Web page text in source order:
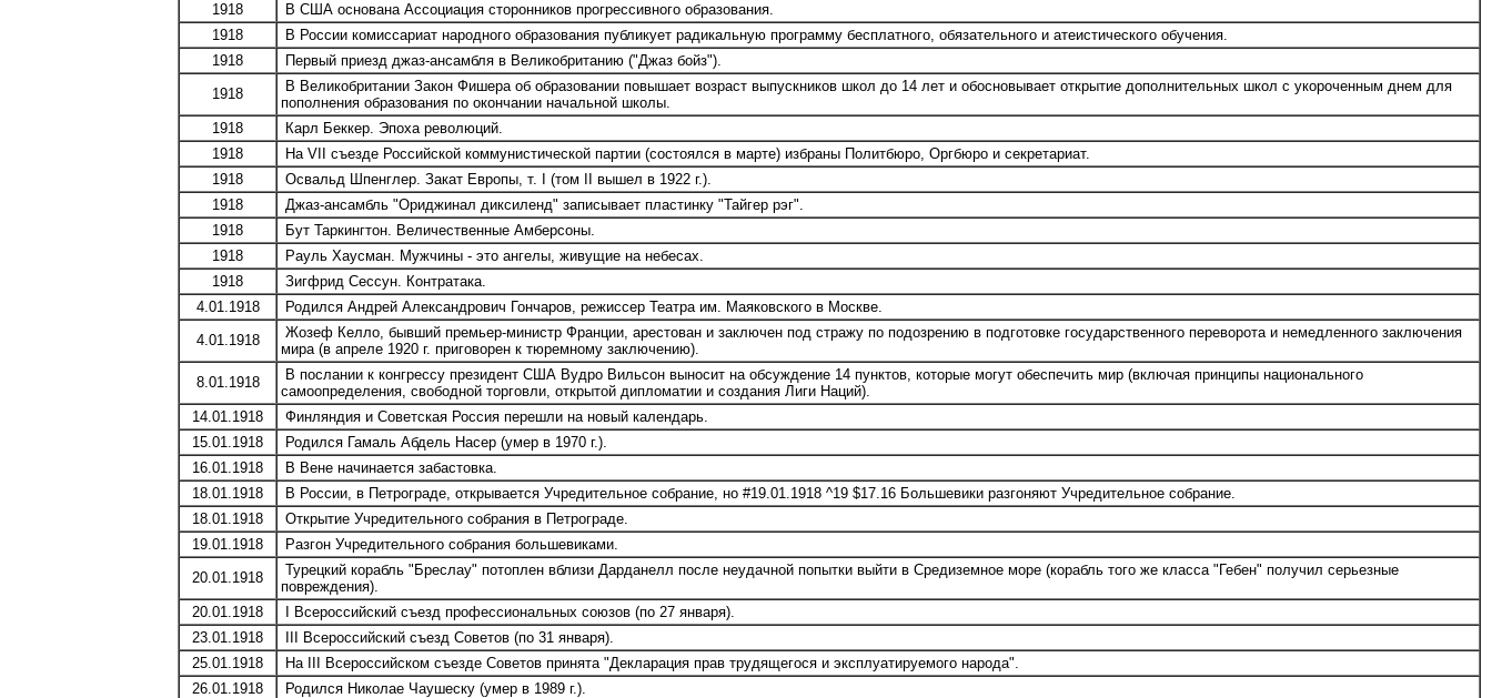
1918
В США основана Ассоциация сторонников прогрессивного образования.
1918
В России комиссариат народного образования публикует радикальную программу бесплатного, обязательного и атеистического обучения.
1918
Первый приезд джаз-ансамбля в Великобританию ("Джаз бойз").
1918
В Великобритании Закон Фишера об образовании повышает возраст выпускников школ до 14 лет и обосновывает открытие дополнительных школ с укороченным днем для
пополнения образования по окончании начальной школы.
1918
Карл Беккер. Эпоха революций.
1918
На VII съезде Российской коммунистической партии (состоялся в марте) избраны Политбюро, Оргбюро и секретариат.
1918
Освальд Шпенглер. Закат Европы, т. I (том II вышел в 1922 г.).
1918
Джаз-ансамбль "Ориджинал диксиленд" записывает пластинку "Тайгер рэг".
1918
Бут Таркингтон. Величественные Амберсоны.
1918
Рауль Хаусман. Мужчины - это ангелы, живущие на небесах.
1918
Зигфрид Сессун. Контратака.
4.01.1918
Родился Андрей Александрович Гончаров, режиссер Театра им. Маяковского в Москве.
4.01.1918
Жозеф Келло, бывший премьер-министр Франции, арестован и заключен под стражу по подозрению в подготовке государственного переворота и немедленного заключения
мира (в апреле 1920 г. приговорен к тюремному заключению).
8.01.1918
В послании к конгрессу президент США Вудро Вильсон выносит на обсуждение 14 пунктов, которые могут обеспечить мир (включая принципы национального
самоопределения, свободной торговли, открытой дипломатии и создания Лиги Наций).
14.01.1918
Финляндия и Советская Россия перешли на новый календарь.
15.01.1918
Родился Гамаль Абдель Насер (умер в 1970 г.).
16.01.1918
В Вене начинается забастовка.
18.01.1918
В России, в Петрограде, открывается Учредительное собрание, но #19.01.1918 ^19 $17.16 Большевики разгоняют Учредительное собрание.
18.01.1918
Открытие Учредительного собрания в Петрограде.
19.01.1918
Разгон Учредительного собрания большевиками.
20.01.1918
Турецкий корабль "Бреслау" потоплен вблизи Дарданелл после неудачной попытки выйти в Средиземное море (корабль того же класса "Гебен" получил серьезные
повреждения).
20.01.1918
I Всероссийский съезд профессиональных союзов (по 27 января).
23.01.1918
III Всероссийский съезд Советов (по 31 января).
25.01.1918
На III Всероссийском съезде Советов принята "Декларация прав трудящегося и эксплуатируемого народа".
26.01.1918
Родился Николае Чаушеску (умер в 1989 г.).